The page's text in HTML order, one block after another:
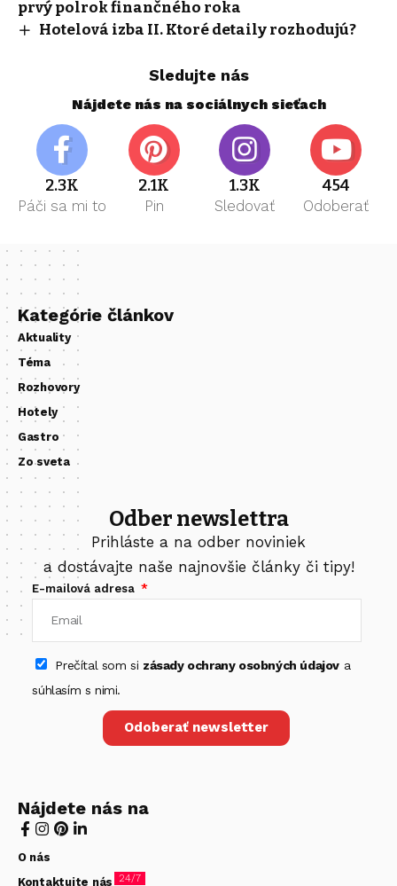
prvý polrok finančného roka
Hotelová izba II. Ktoré detaily rozhodujú?
Sledujte nás
Nájdete nás na sociálnych sieťach
2.3K
Páči sa mi to
2.1K
Pin
1.3K
Sledovať
454
Odoberať
Kategórie článkov
Aktuality
Téma
Rozhovory
Hotely
Gastro
Zo sveta
Odber newslettra
Prihláste a na odber noviniek
a dostávajte naše najnovšie články či tipy!
E-mailová adresa
Prečítal som si zásady ochrany osobných údajova
súhlasím s nimi.
Odoberať newsletter
Nájdete nás na
O nás
Kontaktujte nás 24/7